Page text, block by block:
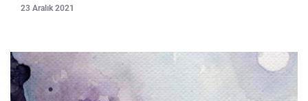
23 Aralık 2021